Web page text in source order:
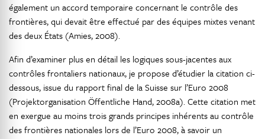
également un accord temporaire concernant le contrôle des
frontières, qui devait être effectué par des équipes mixtes venant
des deux États (Amies, 2008).
Afin d’examiner plus en détail les logiques sous-jacentes aux
contrôles frontaliers nationaux, je propose d’étudier la citation ci-
dessous, issue du rapport final de la Suisse sur l’Euro 2008
(Projektorganisation Öffentliche Hand, 2008a). Cette citation met
en exergue au moins trois grands principes inhérents au contrôle
des frontières nationales lors de l’Euro 2008, à savoir un